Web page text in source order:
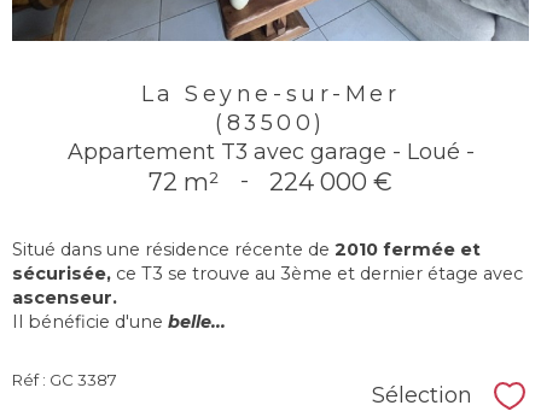
La Seyne-sur-Mer
(83500)
Appartement T3 avec garage - Loué -
72 m² - 224 000 €
Situé dans une résidence récente de 2010 fermée et
sécurisée, ce T3 se trouve au 3ème et dernier étage avec
ascenseur.
Il bénéficie d'une belle...
Réf : GC 3387
Sélection